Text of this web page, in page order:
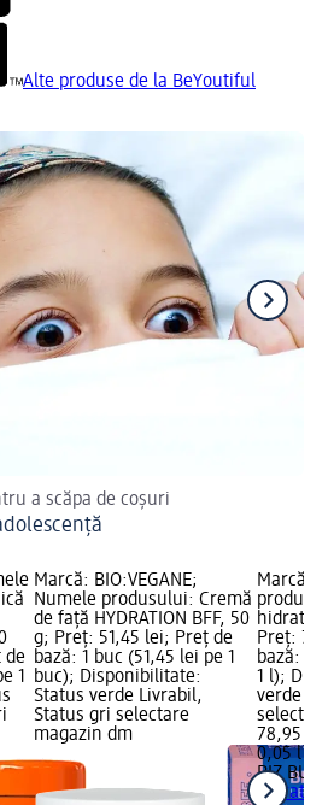
Alte produse de la BeYoutiful
a scăpa de coșuri
de
1
Marcă: BIO:VEGANE;
Numele produsului: Cremă
de față HYDRATION BFF, 50
g; Preț: 51,45 lei; Preț de
bază: 1 buc (51,45 lei pe 1
buc); Disponibilitate:
Status verde Livrabil,
Status gri selectare
magazin dm
Marcă:
Preț:
bază:
1 l);
verde
78,95 lei
0,05 l
PIZ BUIN